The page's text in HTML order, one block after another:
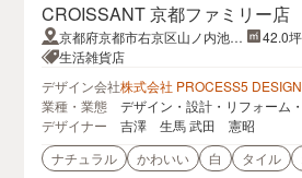
CROISSANT 京都ファミリー店
京都府京都市右京区山ノ内池尻
町１−１−２階
42.0坪
生活雑貨店
デザイン会社株式会社 PROCESS5 DESIGN
業種・業態
デザイン・設計・リフォーム
デザイナー
吉澤 生馬 武田 憲昭
ナチュラル
かわいい 白 タイル